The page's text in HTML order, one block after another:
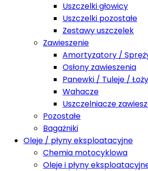
Uszczelki głowicy
Uszczelki pozostałe
Zestawy uszczelek
Zawieszenie
Amortyzatory /
Osłony zawieszenia
Panewki / Tuleje /
Wahacze
Uszczelniacze
Pozostałe
Bagażniki
Oleje / płyny eksploatacyjne
Chemia motocyklowa
Oleje i płyny